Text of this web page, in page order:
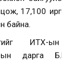
17,100
байна.
ИТХ-
ын дарга